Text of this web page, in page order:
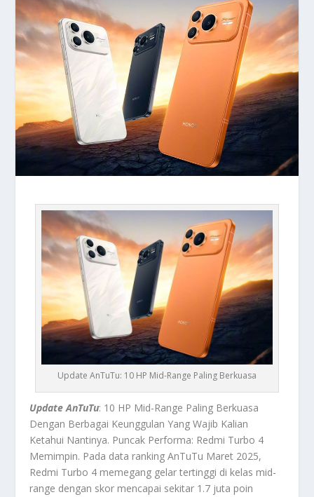
Update AnTuTu: 10 HP Mid-Range Paling Berkuasa
Update AnTuTu: 10 HP Mid-Range Paling Berkuasa
Dengan Berbagai Keunggulan Yang Wajib Kalian
Ketahui Nantinya. Puncak Performa: Redmi Turbo 4
Memimpin. Pada data ranking AnTuTu Maret 2025,
Redmi Turbo 4 memegang gelar tertinggi di kelas mid-
range dengan skor mencapai sekitar 1.7 juta poin